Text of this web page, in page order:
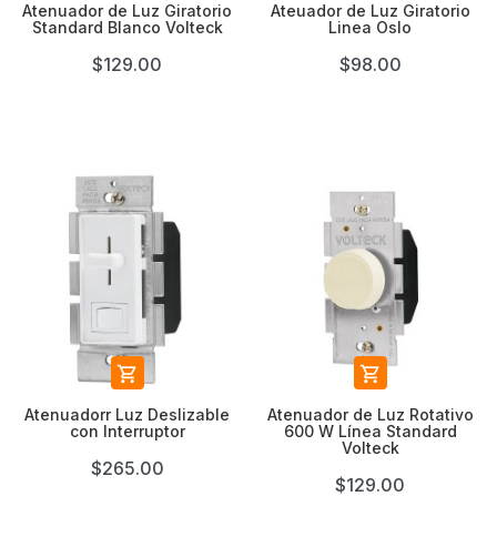
Atenuador de Luz Giratorio
Standard Blanco Volteck
$129.00
Ateuador de Luz Giratorio
Linea Oslo
$98.00

Atenuadorr Luz Deslizable
con Interruptor
$265.00

Atenuador de Luz Rotativo
600 W Línea Standard
Volteck
$129.00